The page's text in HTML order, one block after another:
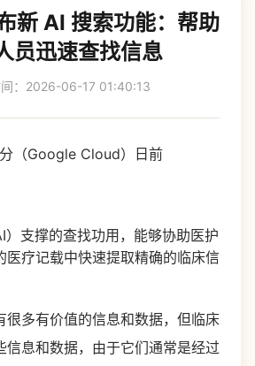
新 AI 搜索功能：帮助
员迅速查找信息
间：2026-06-17 01:40:13
（Google Cloud）日前
）支撑的查找功用，能够协助医护
医疗记载中快速提取精确的临床信
很多有价值的信息和数据，但临床
信息和数据，由于它们通常是经过